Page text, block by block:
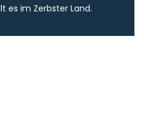
es im Zerbster Land.